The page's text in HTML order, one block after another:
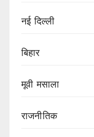
नई दिल्ली
बिहार
मूवी मसाला
राजनीतिक